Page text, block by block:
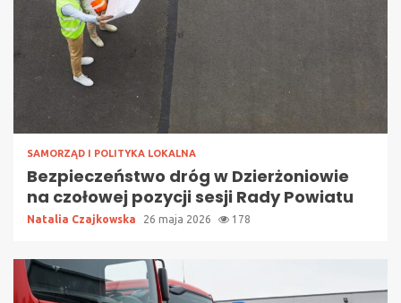
SAMORZĄD I POLITYKA LOKALNA
Bezpieczeństwo dróg w Dzierżoniowie
na czołowej pozycji sesji Rady Powiatu
Natalia Czajkowska 26 maja 2026 178